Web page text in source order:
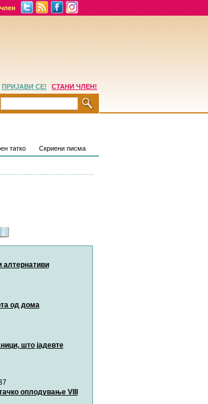
татко Скриени писма
алтернативи
од дома
што јадевте
оплодување VIII
ПРИЈАВИ СЕ! СТАНИ ЧЛЕН!